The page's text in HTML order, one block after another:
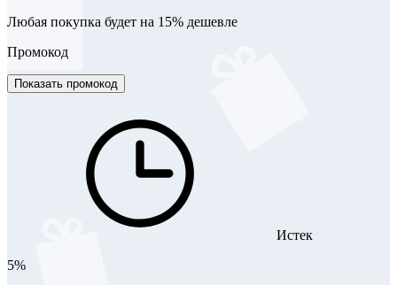
Любая покупка будет на 15% дешевле
Промокод
Показать промокод
Истек
5%